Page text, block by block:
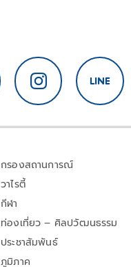
กรองสถานการณ์
วาไรตี้
กีฬา
ท่องเที่ยว – ศิลปวัฒนธรรม
ประชาสัมพันธ์
ภูมิภาค